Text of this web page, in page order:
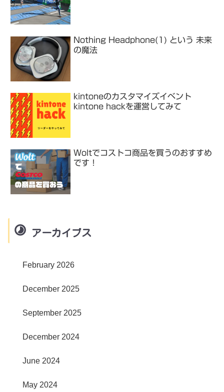
Nothing Headphone(1) という 未来
の魔法
kintoneのカスタマイズイベント
kintone hackを運営してみて
Woltでコストコ商品を買うのおすすめ
です！
アーカイブス
February 2026
December 2025
September 2025
December 2024
June 2024
May 2024